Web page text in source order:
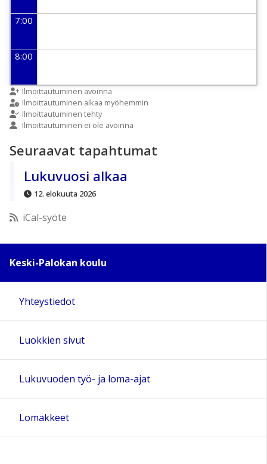
7:00
8:00
9:00
10:00
12:00
15:00
16:00
17:00
18:00
Ilmoittautuminen avoinna
Ilmoittautuminen alkaa myöhemmin
Ilmoittautuminen tehty
Ilmoittautuminen ei ole avoinna
Seuraavat tapahtumat
Lukuvuosi alkaa
12. elokuuta 2026
iCal-syöte
Keski-Palokan koulu
Yhteystiedot
Luokkien sivut
Lukuvuoden työ- ja loma-ajat
Lomakkeet